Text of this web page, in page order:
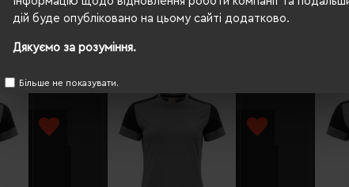
дій буде опубліковано на цьому сайті додатково.
Дякуємо за розуміння.
Більше не показувати.